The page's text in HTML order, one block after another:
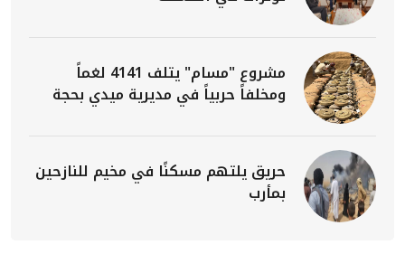
مشروع "مسام" يتلف 4141 لغماً
ومخلفاً حربياً في مديرية ميدي بحجة
حريق يلتهم مسكنًا في مخيم للنازحين
بمأرب